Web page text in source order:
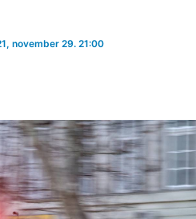
november 29. 21:00